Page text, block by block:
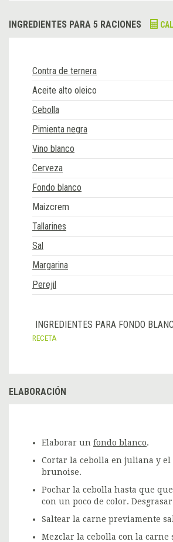
INGREDIENTES PARA 5 RACIONES
Contra de ternera
Aceite alto oleico
Cebolla
Pimienta negra
Vino blanco
Cerveza
Fondo blanco
Maizcrem
Tallarines
Sal
Margarina
Perejil
INGREDIENTES PARA FONDO
RECETA
ELABORACIÓN
Elaborar un fondo blanco.
Cortar la cebolla en juliana y
brunoise.
Pochar la cebolla hasta que
con un poco de color.
Saltear la carne previamente
Mezclar la cebolla con la carne